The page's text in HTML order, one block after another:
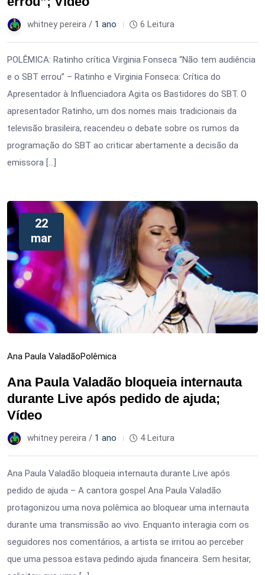
whitney pereira / 1 ano 6 Leitura
POLÊMICA: Ratinho crítica Virginia Fonseca “Não tem audiência
e o SBT errou” – Ratinho e Virginia Fonseca: Crítica do
Apresentador à Influenciadora Agita os Bastidores do SBT. O
apresentador Ratinho, um dos nomes mais tradicionais da
televisão brasileira, reacendeu o debate sobre os rumos da
programação do SBT ao criticar abertamente a decisão da
emissora […]
22
mar
Ana Paula ValadãoPolêmica
Ana Paula Valadão bloqueia internauta
durante Live após pedido de ajuda;
Vídeo
whitney pereira / 1 ano 4 Leitura
Ana Paula Valadão bloqueia internauta durante Live após
pedido de ajuda – A cantora gospel Ana Paula Valadão
protagonizou uma nova polêmica ao bloquear uma internauta
durante uma transmissão ao vivo. Enquanto interagia com os
seguidores nos comentários, a artista se irritou ao perceber
que uma pessoa estava pedindo ajuda financeira. Sem hesitar,